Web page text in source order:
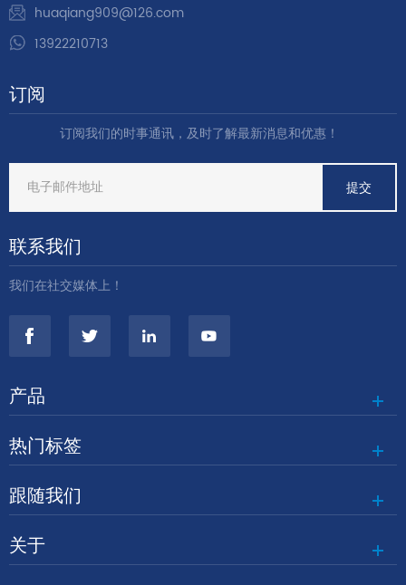
huaqiang909@126.com
13922210713
订阅
订阅我们的时事通讯，及时了解最新消息和优惠！
联系我们
我们在社交媒体上！
产品
热门标签
跟随我们
关于